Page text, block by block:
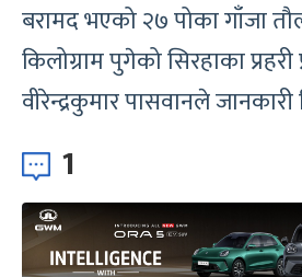
बरामद भएको २७ पोका गाँजा
किलोग्राम पुगेको सिरहाका प्रहरी
वीरेन्द्रकुमार पासवानले जानकारी
1